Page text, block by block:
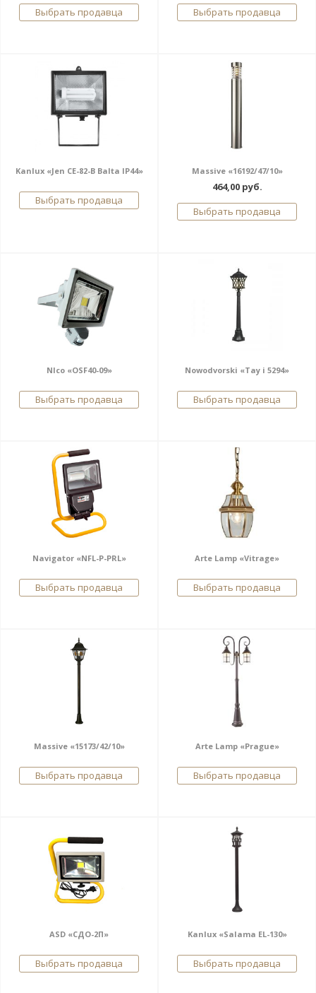
Выбрать продавца Выбрать продавца
Kanlux «Jen CE-82-B Balta IP44»
Выбрать продавца
Massive «16192/47/10»
464,00 руб.
Выбрать продавца
Nlco «OSF40-09»
Выбрать продавца
Nowodvorski «Tay i 5294»
Выбрать продавца
Navigator «NFL-P-PRL»
Выбрать продавца
Arte Lamp «Vitrage»
Выбрать продавца
Massive «15173/42/10»
Выбрать продавца
Arte Lamp «Prague»
Выбрать продавца
ASD «СДО-2П»
Выбрать продавца
Kanlux «Salama EL-130»
Выбрать продавца